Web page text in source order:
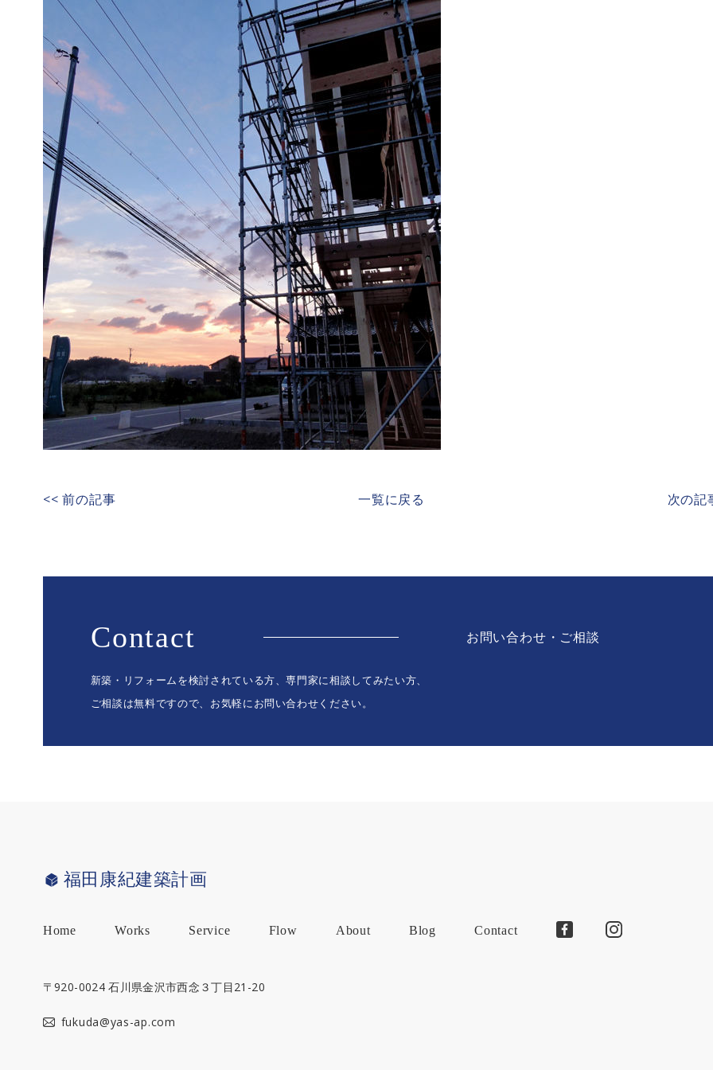
<< 前の記事 一覧に戻る 次の記
Contact お問い合わせ・ご相談
新築・リフォームを検討されている方、専門家に相談してみたい方、
ご相談は無料ですので、お気軽にお問い合わせください。
福田康紀建築計画
Home Works Service
新築
Flow About Blog Contact
〒920-0024 石川県金沢市西念３丁目21-20
fukuda@yas-ap.com